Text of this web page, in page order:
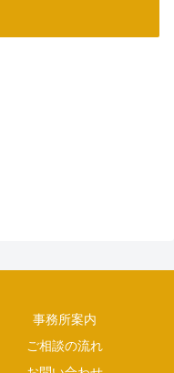
事務所案内
ご相談の流れ